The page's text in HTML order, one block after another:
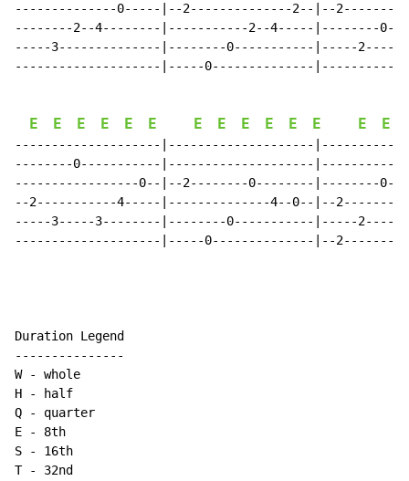
--------------0-----|--2--------------2--|--
--------2--4--------|-----------2--4-----|--------0--
-----3--------------|--------0-----------|-----
--------------------|-----0--------------
E E E E E E E E E E E E E E
--------------------|--------------------
--------0-----------|--------------------
-----------------0--|--2--------0--------|--------
--2-----------4-----|--------------4--0--|--
-----3-----3--------|--------0-----------|-----
--------------------|-----0--------------|--
Duration Legend
---------------
W - whole
H
-
half
Q - quarter
E
-
8th
S - 16th
T - 32nd